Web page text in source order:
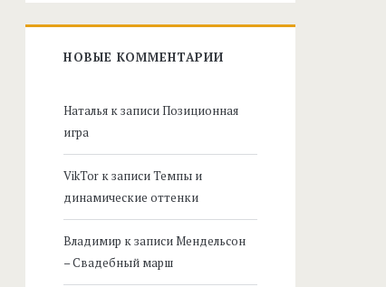
НОВЫЕ КОММЕНТАРИИ
Наталья к записиПозиционная
игра
VikTor к записиТемпы и
динамические оттенки
Владимир к записиМендельсон
– Свадебный марш